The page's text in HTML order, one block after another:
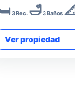
3Rec. 🛁3Baños 📐
Ver propiedad